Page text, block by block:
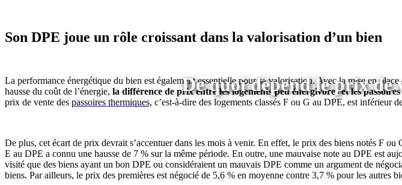
De quoi dépend le prix
Son DPE joue un rôle croissant dans la valorisation d’un bien
La performance énergétique du bien est également essentielle pour sa valorisation. Avec la mise en
hausse du coût de l’énergie, la différence de prix entre les logements peu énergivores et les passoires
prix de vente des passoires thermiques, c’est-à-dire des logements classés F ou G au DPE, est inférieur
De plus, cet écart de prix devrait s’accentuer dans les mois à venir. En effet, le prix des biens notés F
E au DPE a connu une hausse de 7 % sur la même période. En outre, une mauvaise note au DPE est
visité que des biens ayant un bon DPE ou considéraient un mauvais DPE comme un argument de
biens. Par ailleurs, le prix des premières est négocié de 5,6 % en moyenne contre 3,7 % pour les autres